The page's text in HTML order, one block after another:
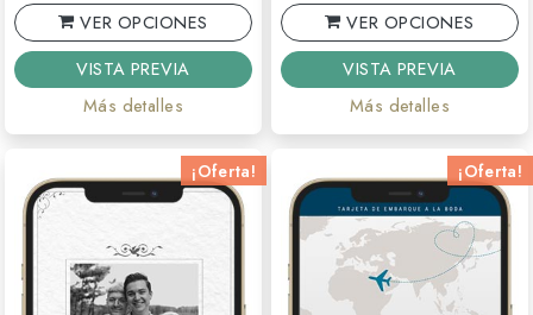
VER OPCIONES
VISTA PREVIA
Más detalles
VER OPCIONES
VISTA PREVIA
Más detalles
¡Oferta! ¡Oferta!